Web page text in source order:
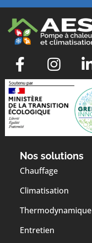
Nos solutions
Chauffage
Climatisation
Thermodynamique
Entretien